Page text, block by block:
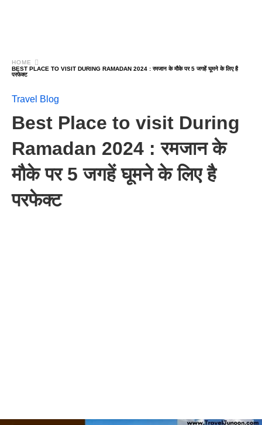
HOME
BEST PLACE TO VISIT DURING RAMADAN 2024 : रमजान के मौके पर 5 जगहें घूमने के लिए है
परफेक्ट
Travel Blog
Best Place to visit During
Ramadan 2024 : रमजान के
मौके पर 5 जगहें घूमने के लिए है
परफेक्ट